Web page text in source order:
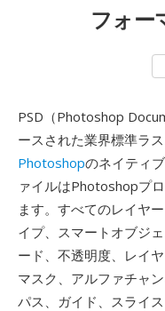
フォー
PSD（Photoshop
ースされた業界標準ラ
Photoshopのネイティ
ァイルはPhotoshopプ
ます。すべてのレイヤ
イプ、スマートオブジ
ード、不透明度、レイ
マスク、アルファチャ
パス、ガイド、スライ